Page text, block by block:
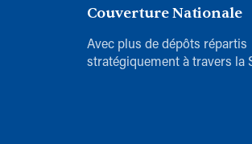
Couverture Nationale
Avec plus de dépôts répartis
stratégiquement à travers la